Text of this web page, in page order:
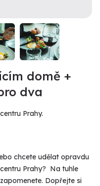
domě +
dva
Prahy.
chcete udělat opravdu
Prahy? Na tuhle
Dopřejte si